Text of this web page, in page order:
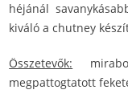
héjánál
kiváló a chutney
Összetevők:
megpattogtatott